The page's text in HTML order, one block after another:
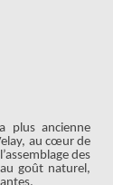
plus ancienne
au cœur de
des
goût naturel,